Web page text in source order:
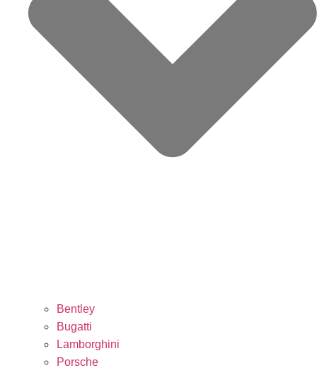
Bentley
Bugatti
Lamborghini
Porsche